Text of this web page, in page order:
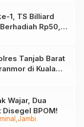
1, TS Billiard
Rp50,8
Tanjab Barat
di Kuala
Jambi
Wajar, Dua
BPOM!